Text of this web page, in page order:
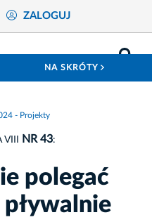
ZALOGUJ
NA SKRÓTY
- Projekty
VIII NR 43:
polegać